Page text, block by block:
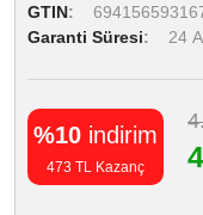
GTIN
Garanti Süresi
24
%10 indirim
473 TL Kazanç